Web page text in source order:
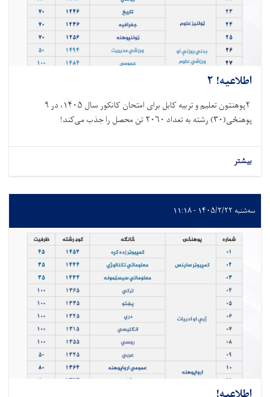
اطلاعیه! ۲
۲پوهنتون تعلیم و تربیه کابل برای امتحان کانکور سال ۱۴۰۵، در ۹
پوهنځی(۳۰) رشته به تعداد ۲۰۶۰ تن محصل را جذب می‌کند!
بیشتر
سه‌شنبه ۱۴۰۵/۲/۲۲ - ۱۱:۱۸